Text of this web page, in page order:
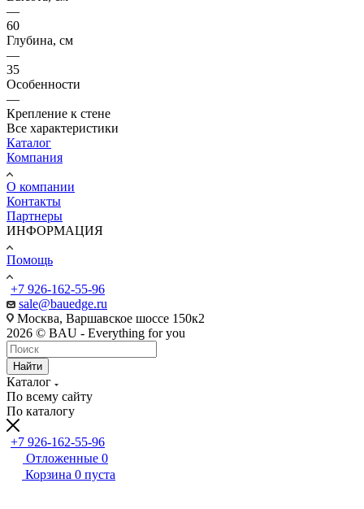
—
60
Глубина, см
—
35
Особенности
—
Крепление к стене
Все характеристики
Каталог
Компания
О компании
Контакты
Партнеры
ИНФОРМАЦИЯ
Помощь
+7 926-162-55-96
sale@bauedge.ru
Москва, Варшавское шоссе 150к2
2026 © BAU - Everything for you
Найти
Каталог
По всему сайту
По каталогу
+7 926-162-55-96
Отложенные 0
Корзина 0 пуста